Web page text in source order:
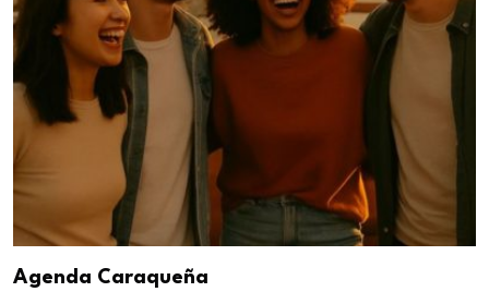
Agenda Caraqueña